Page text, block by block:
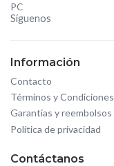
PC
Síguenos
Información
Contacto
Términos y Condiciones
Garantías y reembolsos
Política de privacidad
Contáctanos